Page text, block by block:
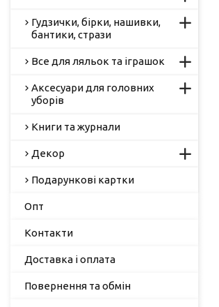
Гудзички, бірки, нашивки,
бантики, стрази
Все для ляльок та іграшок
Аксесуари для головних
уборів
Книги та журнали
Декор
Подарункові картки
Опт
Контакти
Доставка і оплата
Повернення та обмін